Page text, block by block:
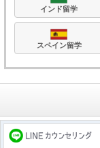
インド留学
スペイン留学